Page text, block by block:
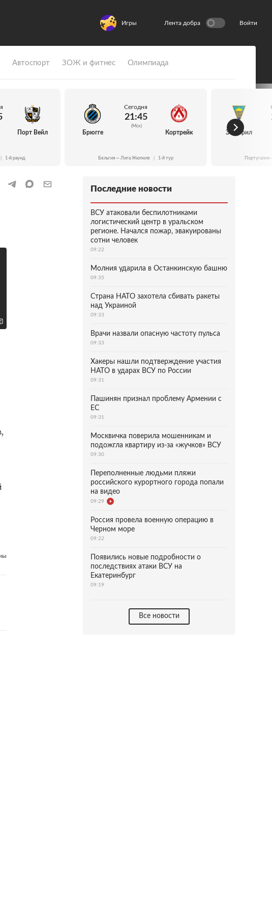
Игры Лента добра Войти
Автоспорт ЗОЖ и фитнес Олимпиада
Порт Вейл
1-й раунд
Брюгге
Сегодня
21:45
(Мск)
Кортрейк
Бельгия — Лига Жюпиле 1-й тур
Эшторил
Последние новости
ВСУ атаковали беспилотниками
логистический центр в уральском
регионе. Начался пожар, эвакуированы
сотни человек
09:22
Молния ударила в Останкинскую башню
09:35
Страна НАТО захотела сбивать ракеты
над Украиной
09:33
Врачи назвали опасную частоту пульса
09:33
Хакеры нашли подтверждение участия
НАТО в ударах ВСУ по России
09:31
Пашинян признал проблему Армении с
ЕС
09:31
Москвичка поверила мошенникам и
подожгла квартиру из-за «жучков» ВСУ
09:30
Переполненные людьми пляжи
российского курортного города попали
на видео
09:29
Россия провела военную операцию в
Черном море
09:22
Появились новые подробности о
последствиях атаки ВСУ на
Екатеринбург
09:19
Все новости